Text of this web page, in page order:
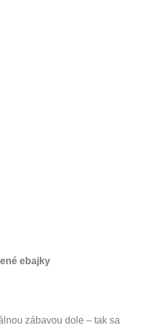
ebajky
zábavou dole – tak sa